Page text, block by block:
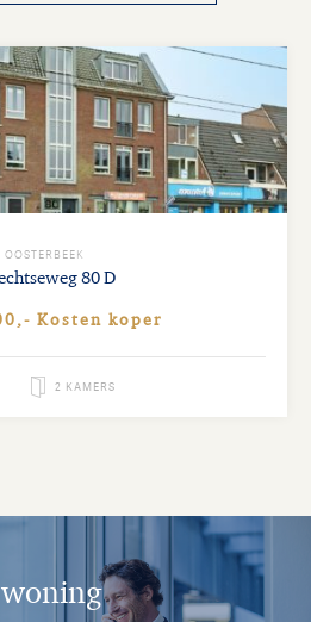
OOSTERBEEK
80 D
Kosten koper
2 KAMERS